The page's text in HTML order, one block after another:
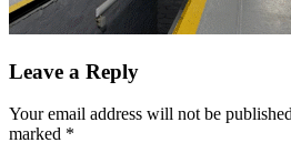
Leave a Reply
Your email address will not be
marked *